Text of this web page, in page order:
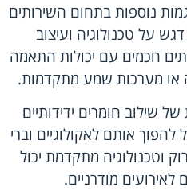
נוספות בתחום השירותים
על טכנולוגיה ועיצוב
חכמים עם יכולות התאמה
או מערכות שמע מתקדמות.
שילוב חומרים ידידותיים
אותם לאקולוגיים וברי
וטכנולוגיה מתקדמת יכול
מודרניים.